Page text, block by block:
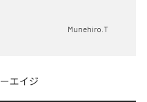
Munehiro.T
エイジ